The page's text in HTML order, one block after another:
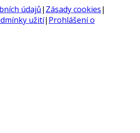
údajů| Zásady cookies|
užití| Prohlášení o